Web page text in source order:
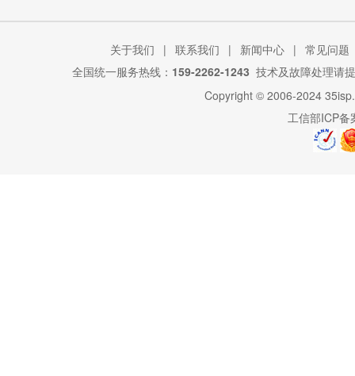
关于我们 | 联系我们 | 新闻中心 | 常见问题
全国统一服务热线： 159-2262-1243 技术及故障处理请
Copyright © 2006-2024
工信部ICP备